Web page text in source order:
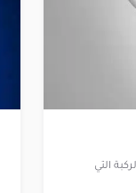
التي